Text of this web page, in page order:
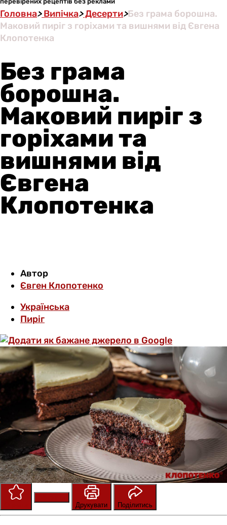
Головна>Випічка>Десерти>Без грама борошна.
Маковий пиріг з горіхами та вишнями від Євгена
Клопотенка
Без грама
борошна.
Маковий пиріг з
горіхами та
вишнями від
Євгена
Клопотенка
Автор
Євген Клопотенко
Українська
Пиріг
Друкувати
Поділитись